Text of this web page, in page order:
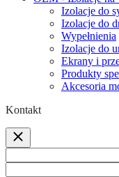
Izolacje do
Izolacje do
Wypełnienia
Izolacje do
Ekrany i
Produkty
Akcesoria
Kontakt